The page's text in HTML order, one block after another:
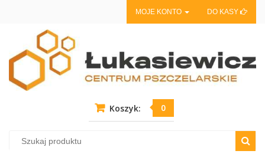
MOJE KONTO DO KASY
Koszyk: 0